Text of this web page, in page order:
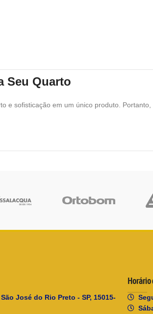
Seu Quarto
e sofisticação em um único produto.
José do Rio Preto - SP, 15015-